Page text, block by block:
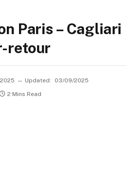
Paris – Cagliari
retour
Updated:
03/09/2025
2 Mins Read